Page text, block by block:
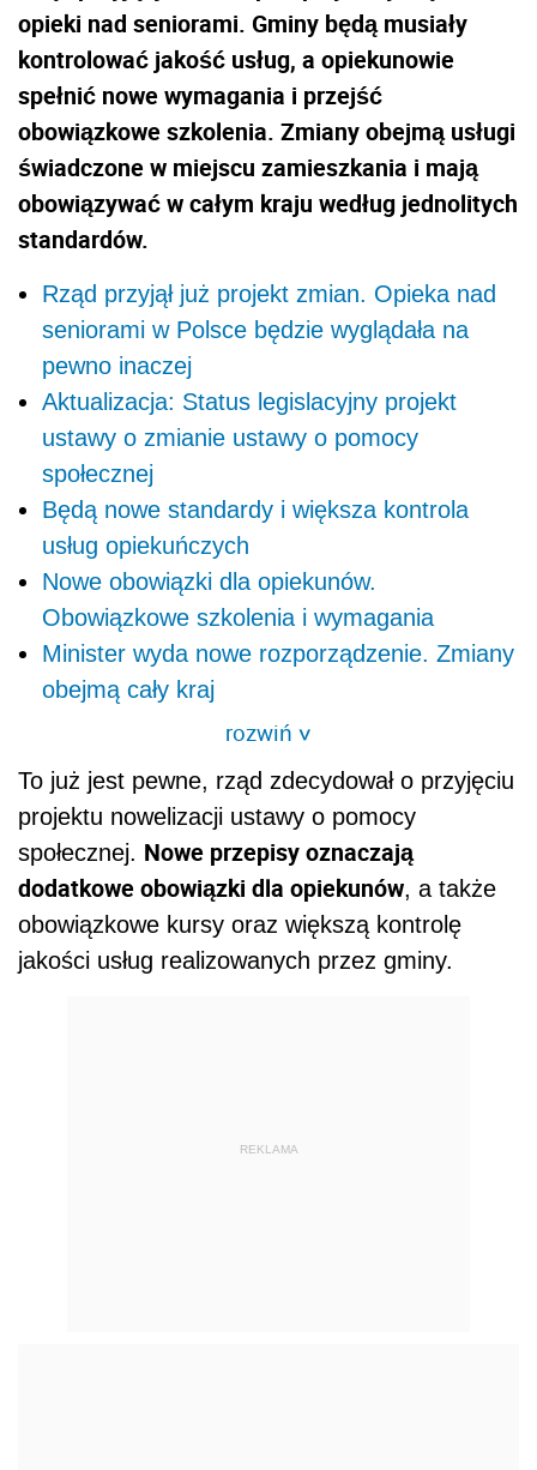
opieki nad seniorami. Gminy będą musiały
kontrolować jakość usług, a opiekunowie
spełnić nowe wymagania i przejść
obowiązkowe szkolenia. Zmiany obejmą usługi
świadczone w miejscu zamieszkania i mają
obowiązywać w całym kraju według jednolitych
standardów.
Rząd przyjął już projekt zmian. Opieka nad
seniorami w Polsce będzie wyglądała na
pewno inaczej
Aktualizacja: Status legislacyjny projekt
ustawy o zmianie ustawy o pomocy
społecznej
Będą nowe standardy i większa kontrola
usług opiekuńczych
Nowe obowiązki dla opiekunów.
Obowiązkowe szkolenia i wymagania
Minister wyda nowe rozporządzenie. Zmiany
obejmą cały kraj
rozwiń>
To już jest pewne, rząd zdecydował o przyjęciu
projektu nowelizacji ustawy o pomocy
społecznej. Nowe przepisy oznaczają
dodatkowe obowiązki dla opiekunów, a także
obowiązkowe kursy oraz większą kontrolę
jakości usług realizowanych przez gminy.
REKLAMA